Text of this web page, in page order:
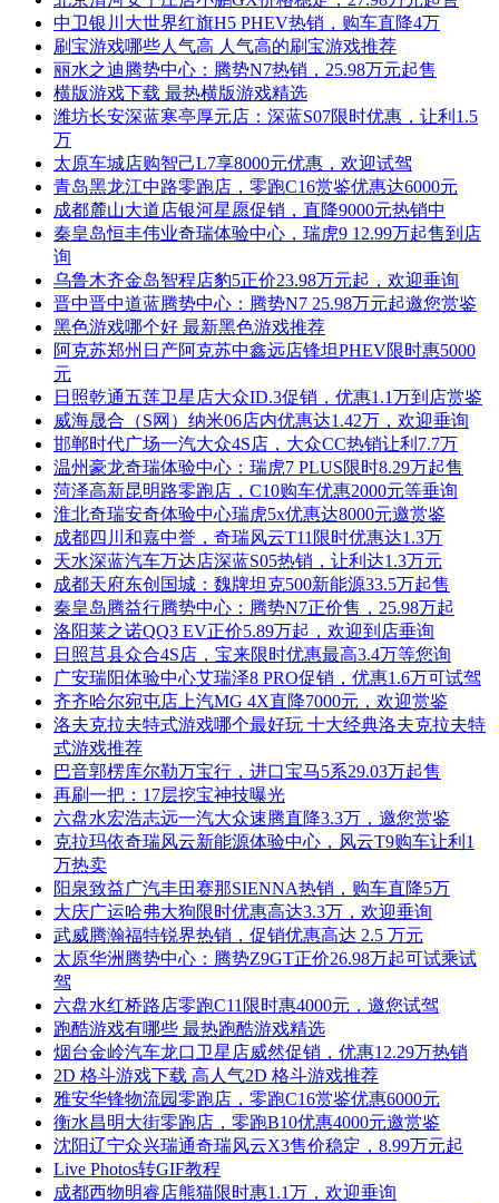
中卫银川大世界红旗H5 PHEV热销，购车直降4万
刷宝游戏哪些人气高 人气高的刷宝游戏推荐
丽水之迪腾势中心：腾势N7热销，25.98万元起售
横版游戏下载 最热横版游戏精选
潍坊长安深蓝寒亭厚元店：深蓝S07限时优惠，让利1.5
万
太原车城店购智己L7享8000元优惠，欢迎试驾
青岛黑龙江中路零跑店，零跑C16赏鉴优惠达6000元
成都麓山大道店银河星愿促销，直降9000元热销中
秦皇岛恒丰伟业奇瑞体验中心，瑞虎9 12.99万起售到店
询
乌鲁木齐金岛智程店豹5正价23.98万元起，欢迎垂询
晋中晋中道蓝腾势中心：腾势N7 25.98万元起邀您赏鉴
黑色游戏哪个好 最新黑色游戏推荐
阿克苏郑州日产阿克苏中鑫远店锋坦PHEV限时惠5000
元
日照乾通五莲卫星店大众ID.3促销，优惠1.1万到店赏鉴
威海晟合（S网）纳米06店内优惠达1.42万，欢迎垂询
邯郸时代广场一汽大众4S店，大众CC热销让利7.7万
温州豪龙奇瑞体验中心：瑞虎7 PLUS限时8.29万起售
菏泽高新昆明路零跑店，C10购车优惠2000元等垂询
淮北奇瑞安奇体验中心瑞虎5x优惠达8000元邀赏鉴
成都四川和嘉中誉，奇瑞风云T11限时优惠达1.3万
天水深蓝汽车万达店深蓝S05热销，让利达1.3万元
成都天府东创国城：魏牌坦克500新能源33.5万起售
秦皇岛腾益行腾势中心：腾势N7正价售，25.98万起
洛阳莱之诺QQ3 EV正价5.89万起，欢迎到店垂询
日照莒县众合4S店，宝来限时优惠最高3.4万等您询
广安瑞阳体验中心艾瑞泽8 PRO促销，优惠1.6万可试驾
齐齐哈尔宛屯店上汽MG 4X直降7000元，欢迎赏鉴
洛夫克拉夫特式游戏哪个最好玩 十大经典洛夫克拉夫特
式游戏推荐
巴音郭楞库尔勒万宝行，进口宝马5系29.03万起售
再刷一把：17层挖宝神技曝光
六盘水宏浩志远一汽大众速腾直降3.3万，邀您赏鉴
克拉玛依奇瑞风云新能源体验中心，风云T9购车让利1
万热卖
阳泉致益广汽丰田赛那SIENNA热销，购车直降5万
大庆广运哈弗大狗限时优惠高达3.3万，欢迎垂询
武威腾瀚福特锐界热销，促销优惠高达 2.5 万元
太原华洲腾势中心：腾势Z9GT正价26.98万起可试乘试
驾
六盘水红桥路店零跑C11限时惠4000元，邀您试驾
跑酷游戏有哪些 最热跑酷游戏精选
烟台金岭汽车龙口卫星店威然促销，优惠12.29万热销
2D 格斗游戏下载 高人气2D 格斗游戏推荐
雅安华锋物流园零跑店，零跑C16赏鉴优惠6000元
衡水昌明大街零跑店，零跑B10优惠4000元邀赏鉴
沈阳辽宁众兴瑞通奇瑞风云X3售价稳定，8.99万元起
Live Photos转GIF教程
成都西物明睿店熊猫限时惠1.1万，欢迎垂询